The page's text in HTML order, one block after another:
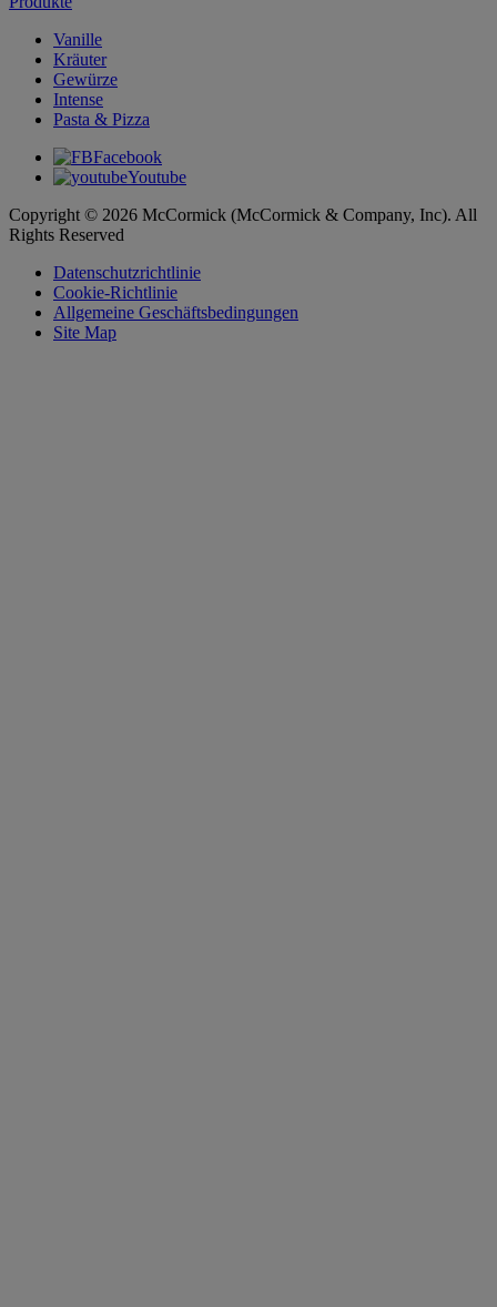
Vanille
Kräuter
Gewürze
Intense
Pasta & Pizza
Facebook
Youtube
Copyright © 2026 McCormick (McCormick & Company, Inc). All
Rights Reserved
Datenschutzrichtlinie
Cookie-Richtlinie
Allgemeine Geschäftsbedingungen
Site Map